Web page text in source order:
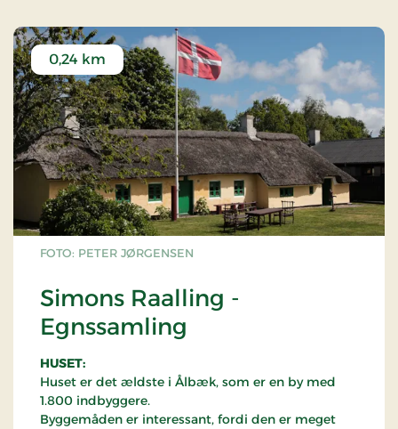
FOTO: PETER JØRGENSEN
Simons Raalling -
Egnssamling
0,24 km
HUSET:
Huset er det ældste i Ålbæk, som er en by med
1.800 indbyggere.
Byggemåden er interessant, fordi den er meget